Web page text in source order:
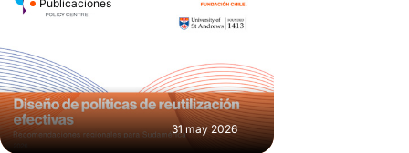
Publicaciones
31 may 2026